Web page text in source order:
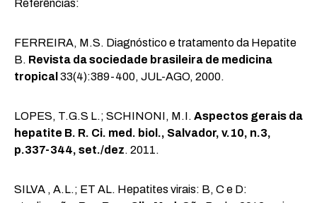
Referências:
FERREIRA, M.S. Diagnóstico e tratamento da Hepatite
B. Revista da sociedade brasileira de medicina
tropical 33(4):389-400, JUL-AGO, 2000.
LOPES, T.G.S L.; SCHINONI, M.I. Aspectos gerais da
hepatite B. R. Ci. med. biol., Salvador, v.10, n.3,
p.337-344, set./dez. 2011.
SILVA , A.L.; ET AL. Hepatites virais: B, C e D: